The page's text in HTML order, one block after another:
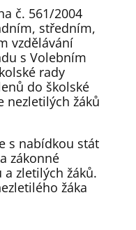
č. 561/2004
středním,
vzdělávání
s Volebním
rady
do školské
nezletilých žáků
s nabídkou stát
zákonné
a zletilých žáků.
žáka